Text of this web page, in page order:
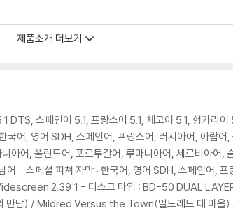
사용하셔야 합니다. 더불어 플레이어 소프트웨어 최
할 수 있습니다. 반품을 원하실 경우 미개봉 상태로 문
습니다.
손상에 의한 교환/반품은 불가합니다.
의한 교환/반품은 불가합니다.
위해 개봉 시의 동영상을 요청할 수 있으며, 동영상이
제품소개 더보기
스페인어 5.1, 프랑스어 5.1, 체코어 5.1, 헝가리어
어, 영어 SDH, 스페인어, 프랑스어, 러시아어, 아랍어,
아어, 폴란드어, 포르투갈어, 루마니아어, 세르비아어,
- 스페셜 피쳐 자막 : 한국어, 영어 SDH, 스페인어,
2.39:1 - 디스크 타입 : BD-50 DUAL
남) / Mildred Versus the Town(밀드레드 대 마